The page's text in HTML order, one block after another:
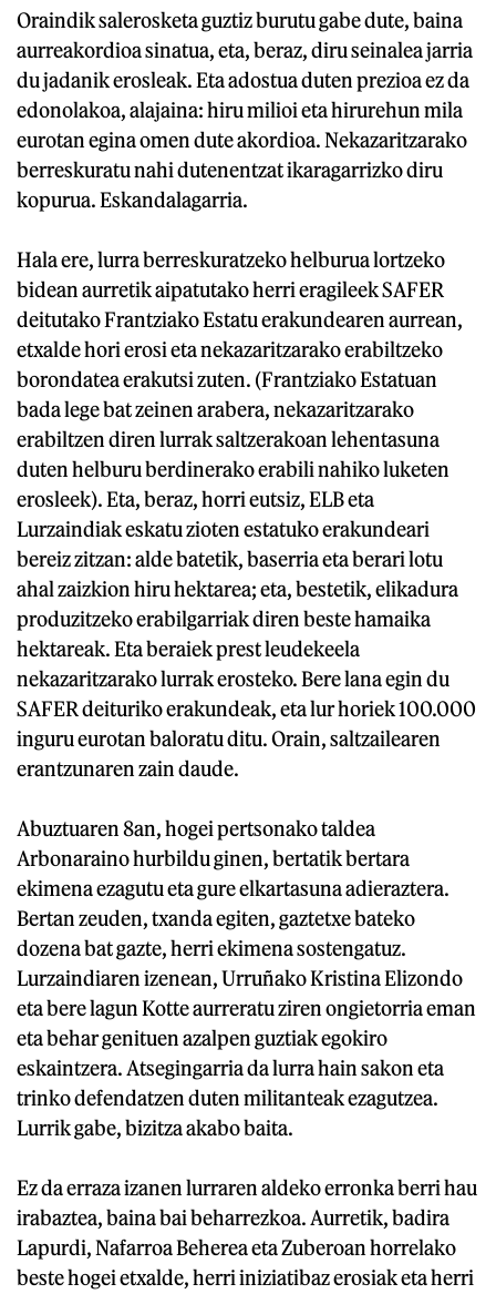
Oraindik salerosketa guztiz burutu gabe dute, baina
aurreakordioa sinatua, eta, beraz, diru seinalea jarria
du jadanik erosleak. Eta adostua duten prezioa ez da
edonolakoa, alajaina: hiru milioi eta hirurehun mila
eurotan egina omen dute akordioa. Nekazaritzarako
berreskuratu nahi dutenentzat ikaragarrizko diru
kopurua. Eskandalagarria.
Hala ere, lurra berreskuratzeko helburua lortzeko
bidean aurretik aipatutako herri eragileek SAFER
deitutako Frantziako Estatu erakundearen aurrean,
etxalde hori erosi eta nekazaritzarako erabiltzeko
borondatea erakutsi zuten. (Frantziako Estatuan
bada lege bat zeinen arabera, nekazaritzarako
erabiltzen diren lurrak saltzerakoan lehentasuna
duten helburu berdinerako erabili nahiko luketen
erosleek). Eta, beraz, horri eutsiz, ELB eta
Lurzaindiak eskatu zioten estatuko erakundeari
bereiz zitzan: alde batetik, baserria eta berari lotu
ahal zaizkion hiru hektarea; eta, bestetik, elikadura
produzitzeko erabilgarriak diren beste hamaika
hektareak. Eta beraiek prest leudekeela
nekazaritzarako lurrak erosteko. Bere lana egin du
SAFER deituriko erakundeak, eta lur horiek 100.000
inguru eurotan baloratu ditu. Orain, saltzailearen
erantzunaren zain daude.
Abuztuaren 8an, hogei pertsonako taldea
Arbonaraino hurbildu ginen, bertatik bertara
ekimena ezagutu eta gure elkartasuna adieraztera.
Bertan zeuden, txanda egiten, gaztetxe bateko
dozena bat gazte, herri ekimena sostengatuz.
Lurzaindiaren izenean, Urruñako Kristina Elizondo
eta bere lagun Kotte aurreratu ziren ongietorria eman
eta behar genituen azalpen guztiak egokiro
eskaintzera. Atsegingarria da lurra hain sakon eta
trinko defendatzen duten militanteak ezagutzea.
Lurrik gabe, bizitza akabo baita.
Ez da erraza izanen lurraren aldeko erronka berri hau
irabaztea, baina bai beharrezkoa. Aurretik, badira
Lapurdi, Nafarroa Beherea eta Zuberoan horrelako
beste hogei etxalde, herri iniziatibaz erosiak eta herri